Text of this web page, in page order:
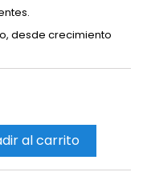
desde crecimiento
al carrito